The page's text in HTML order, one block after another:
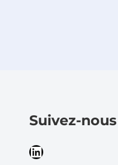
Suivez-nous
LinkedIn